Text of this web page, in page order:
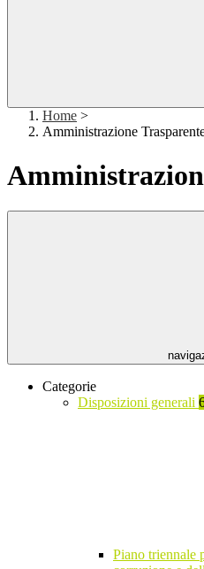
Home >
Amministrazione
Categorie
Disposizioni generali
Piano triennale